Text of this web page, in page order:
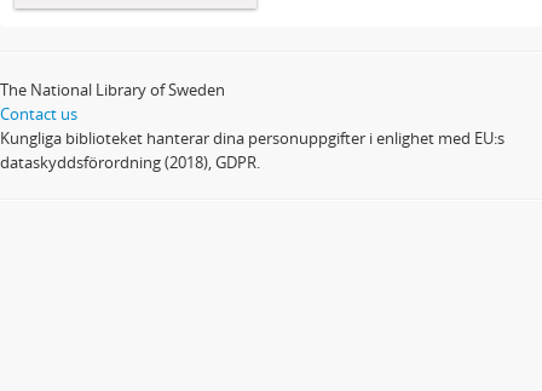
The National Library of Sweden
Contact us
Kungliga biblioteket hanterar dina personuppgifter i enlighet med EU:s
dataskyddsförordning (2018), GDPR.